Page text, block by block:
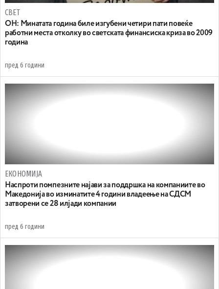
СВЕТ
ОН: Минатата година биле изгубени четири пати повеќе
работни места отколку во светската финансиска криза во 2009
година
пред 6 години
ЕКОНОМИЈА
Наспроти помпезните најави за поддршка на компаниите во
Македонија во изминатите 4 години владеење на СДСМ
затворени се 28 илјади компании
пред 6 години